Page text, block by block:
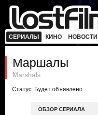
СЕРИАЛЫ КИНО НОВОСТИ
Маршалы
Marshals
Статус: Будет объявлено
ОБЗОР СЕРИАЛА